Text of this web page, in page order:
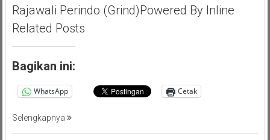
Giat
Rajawali Perindo (Grind)Powered By Inline
Related Posts
Bagikan ini:
WhatsApp Cetak
Selengkapnya